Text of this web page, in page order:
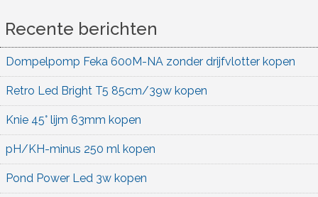
Recente berichten
Dompelpomp Feka 600M-NA zonder drijfvlotter kopen
Retro Led Bright T5 85cm/39w kopen
Knie 45° lijm 63mm kopen
pH/KH-minus 250 ml kopen
Pond Power Led 3w kopen